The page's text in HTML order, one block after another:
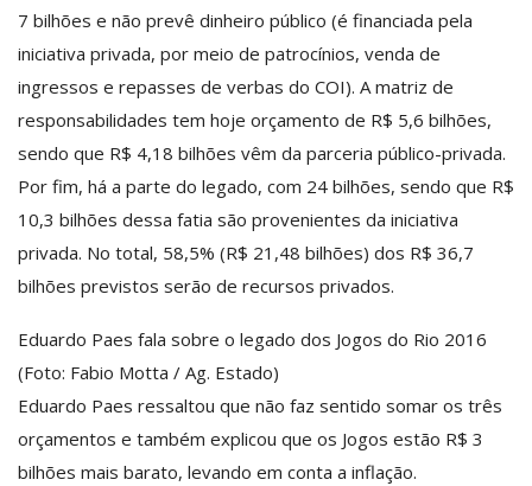
7 bilhões e não prevê dinheiro público (é financiada pela
iniciativa privada, por meio de patrocínios, venda de
ingressos e repasses de verbas do COI). A matriz de
responsabilidades tem hoje orçamento de R$ 5,6 bilhões,
sendo que R$ 4,18 bilhões vêm da parceria público-privada.
Por fim, há a parte do legado, com 24 bilhões, sendo que R$
10,3 bilhões dessa fatia são provenientes da iniciativa
privada. No total, 58,5% (R$ 21,48 bilhões) dos R$ 36,7
bilhões previstos serão de recursos privados.
Eduardo Paes fala sobre o legado dos Jogos do Rio 2016
(Foto: Fabio Motta / Ag. Estado)
Eduardo Paes ressaltou que não faz sentido somar os três
orçamentos e também explicou que os Jogos estão R$ 3
bilhões mais barato, levando em conta a inflação.